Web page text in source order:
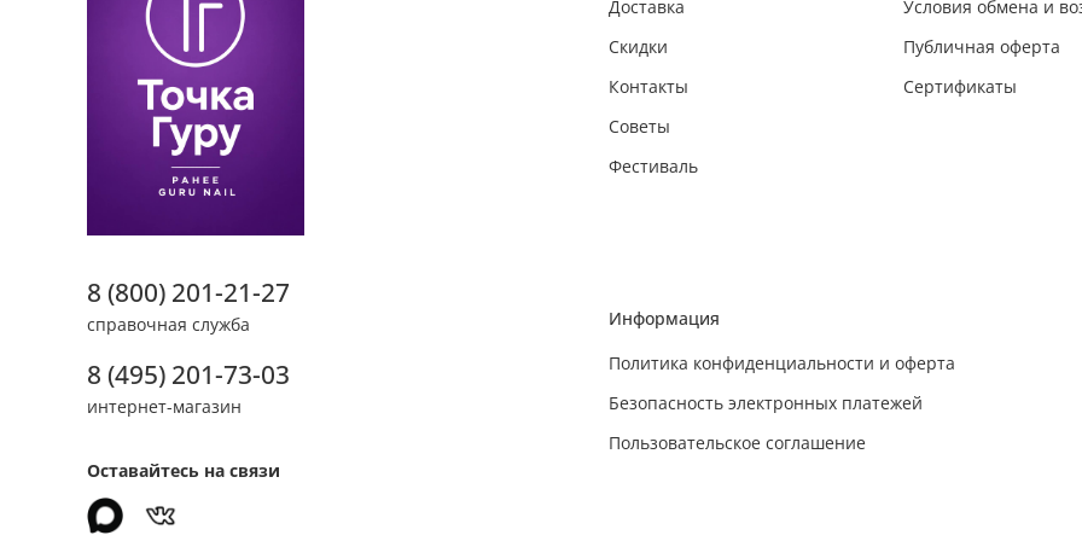
Доставка
Скидки
Контакты
Советы
Фестиваль
Условия обмена и
Публичная оферта
Сертификаты
Информация
Политика конфиденциальности и оферта
Безопасность электронных платежей
Пользовательское соглашение
8 (800) 201-21-27
справочная служба
8 (495) 201-73-03
интернет-магазин
Оставайтесь на связи